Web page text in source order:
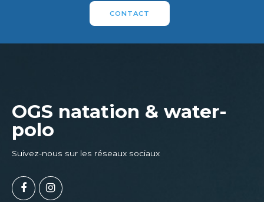
CONTACT
OGS natation & water-
polo
Suivez-nous sur les réseaux sociaux